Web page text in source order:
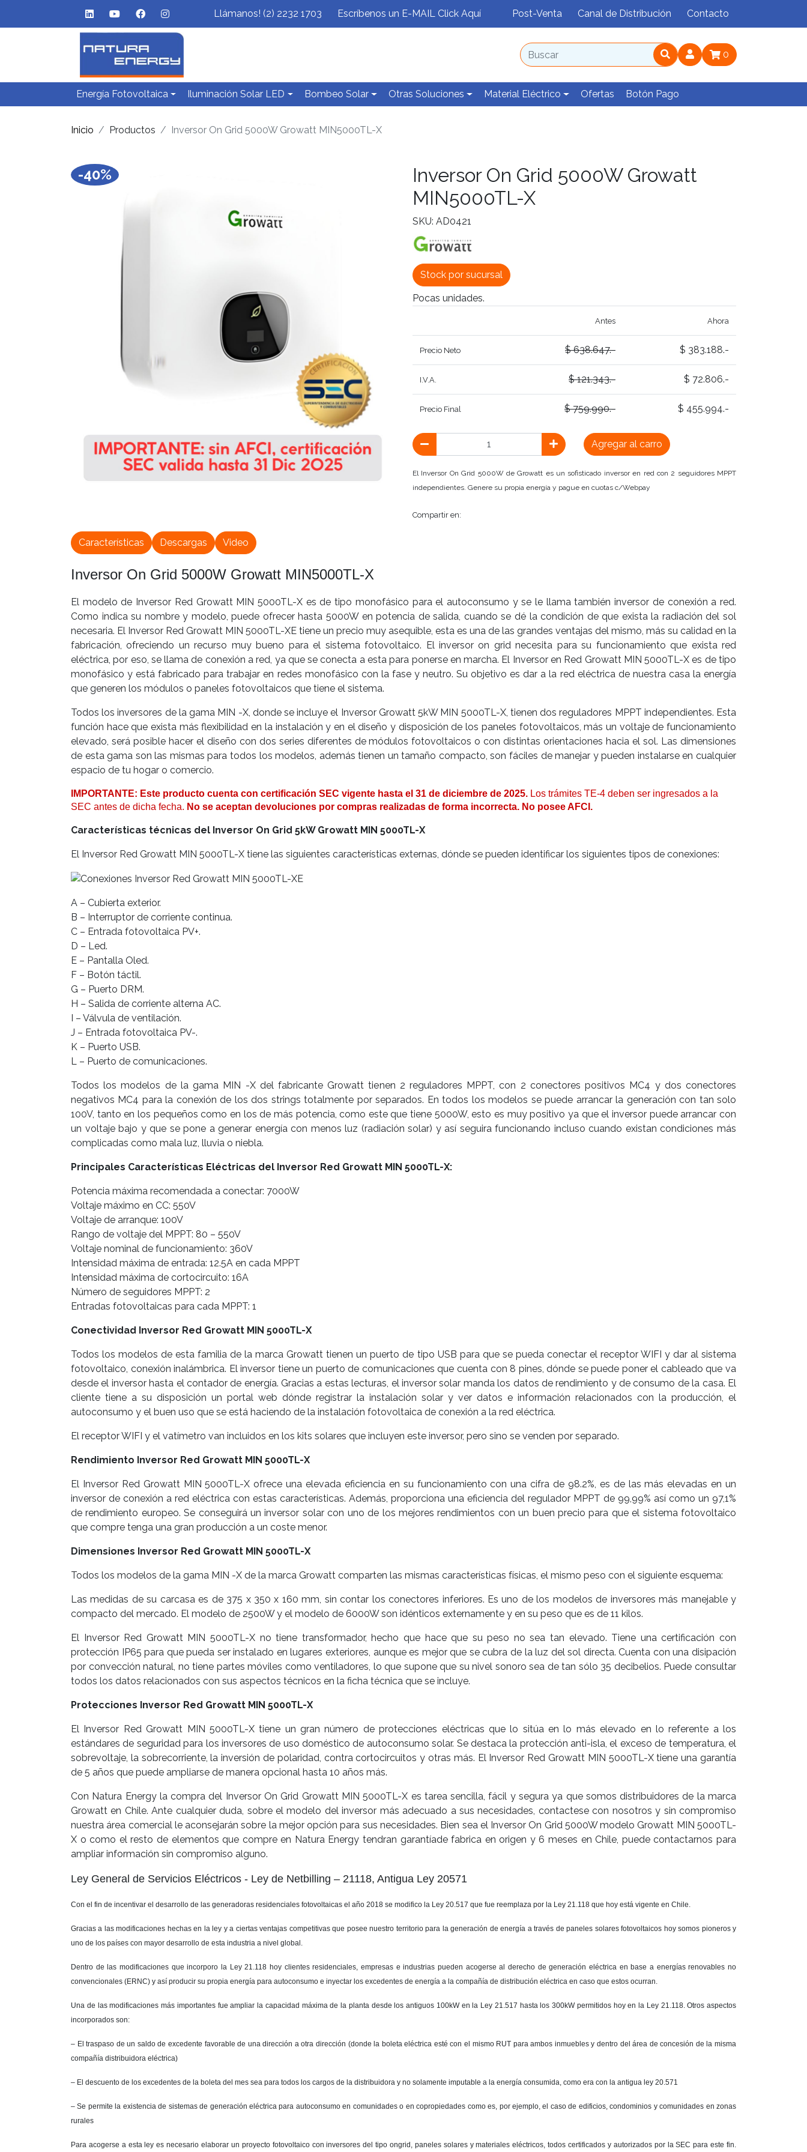
Llámanos! (2) 2232 1703 Escríbenos un E-MAIL Click Aquí Post-Venta Canal de Distribución Contacto
0
Energía Fotovoltaica Iluminación Solar LED Bombeo Solar Otras Soluciones Material Eléctrico Ofertas Botón Pago
Inicio Productos Inversor On Grid 5000W Growatt MIN5000TL-X
-40%
Inversor On Grid 5000W Growatt
MIN5000TL-X
SKU: AD0421
Stock por sucursal
Pocas unidades.
Antes Ahora
Precio Neto $ 638.647.- $ 383.188.-
I.V.A. $ 121.343.- $ 72.806.-
Precio Final $ 759.990.- $ 455.994.-
Agregar al carro
El Inversor On Grid 5000W de Growatt es un sofisticado inversor en red con 2 seguidores MPPT
independientes. Genere su propia energía y pague en cuotas c/Webpay
Compartir en:
Inversor On Grid 5000W Growatt MIN5000TL-X
El modelo de Inversor Red Growatt MIN 5000TL-X es de tipo monofásico para el autoconsumo y se le llama también inversor de conexión a red.
Como indica su nombre y modelo, puede ofrecer hasta 5000W en potencia de salida, cuando se dé la condición de que exista la radiación del sol
necesaria. El Inversor Red Growatt MIN 5000TL-XE tiene un precio muy asequible, esta es una de las grandes ventajas del mismo, más su calidad en la
fabricación, ofreciendo un recurso muy bueno para el sistema fotovoltaico. El inversor on grid necesita para su funcionamiento que exista red
eléctrica, por eso, se llama de conexión a red, ya que se conecta a esta para ponerse en marcha. El Inversor en Red Growatt MIN 5000TL-X es de tipo
monofásico y está fabricado para trabajar en redes monofásico con la fase y neutro. Su objetivo es dar a la red eléctrica de nuestra casa la energía
que generen los módulos o paneles fotovoltaicos que tiene el sistema.
Todos los inversores de la gama MIN -X, donde se incluye el Inversor Growatt 5kW MIN 5000TL-X, tienen dos reguladores MPPT independientes. Esta
función hace que exista más flexibilidad en la instalación y en el diseño y disposición de los paneles fotovoltaicos, más un voltaje de funcionamiento
elevado, será posible hacer el diseño con dos series diferentes de módulos fotovoltaicos o con distintas orientaciones hacia el sol. Las dimensiones
de esta gama son las mismas para todos los modelos, además tienen un tamaño compacto, son fáciles de manejar y pueden instalarse en cualquier
espacio de tu hogar o comercio.
IMPORTANTE: Este producto cuenta con certificación SEC vigente hasta el 31 de diciembre de 2025. Los trámites TE-4 deben ser ingresados a la
SEC antes de dicha fecha. No se aceptan devoluciones por compras realizadas de forma incorrecta. No posee AFCI.
Características técnicas del Inversor On Grid 5kW Growatt MIN 5000TL-X
El Inversor Red Growatt MIN 5000TL-X tiene las siguientes características externas, dónde se pueden identificar los siguientes tipos de conexiones:
A – Cubierta exterior.
B – Interruptor de corriente continua.
C – Entrada fotovoltaica PV+.
D – Led.
E – Pantalla Oled.
F – Botón táctil.
G – Puerto DRM.
H – Salida de corriente alterna AC.
I – Válvula de ventilación.
J – Entrada fotovoltaica PV-.
K – Puerto USB.
L – Puerto de comunicaciones.
Todos los modelos de la gama MIN -X del fabricante Growatt tienen 2 reguladores MPPT, con 2 conectores positivos MC4 y dos conectores
negativos MC4 para la conexión de los dos strings totalmente por separados. En todos los modelos se puede arrancar la generación con tan solo
100V, tanto en los pequeños como en los de más potencia, como este que tiene 5000W, esto es muy positivo ya que el inversor puede arrancar con
un voltaje bajo y que se pone a generar energía con menos luz (radiación solar) y así seguira funcionando incluso cuando existan condiciones más
complicadas como mala luz, lluvia o niebla.
Principales Características Eléctricas del Inversor Red Growatt MIN 5000TL-X:
Potencia máxima recomendada a conectar: 7000W
Voltaje máximo en CC: 550V
Voltaje de arranque: 100V
Rango de voltaje del MPPT: 80 – 550V
Voltaje nominal de funcionamiento: 360V
Intensidad máxima de entrada: 12.5A en cada MPPT
Intensidad máxima de cortocircuito: 16A
Número de seguidores MPPT: 2
Entradas fotovoltaicas para cada MPPT: 1
Conectividad Inversor Red Growatt MIN 5000TL-X
Todos los modelos de esta familia de la marca Growatt tienen un puerto de tipo USB para que se pueda conectar el receptor WIFI y dar al sistema
fotovoltaico, conexión inalámbrica. El inversor tiene un puerto de comunicaciones que cuenta con 8 pines, dónde se puede poner el cableado que va
desde el inversor hasta el contador de energía. Gracias a estas lecturas, el inversor solar manda los datos de rendimiento y de consumo de la casa. El
cliente tiene a su disposición un portal web dónde registrar la instalación solar y ver datos e información relacionados con la producción, el
autoconsumo y el buen uso que se está haciendo de la instalación fotovoltaica de conexión a la red eléctrica.
El receptor WIFI y el vatímetro van incluidos en los kits solares que incluyen este inversor, pero sino se venden por separado.
Rendimiento Inversor Red Growatt MIN 5000TL-X
El Inversor Red Growatt MIN 5000TL-X ofrece una elevada eficiencia en su funcionamiento con una cifra de 98.2%, es de las más elevadas en un
inversor de conexión a red eléctrica con estas características. Además, proporciona una eficiencia del regulador MPPT de 99,99% así como un 97,1%
de rendimiento europeo. Se conseguirá un inversor solar con uno de los mejores rendimientos con un buen precio para que el sistema fotovoltaico
que compre tenga una gran producción a un coste menor.
Dimensiones Inversor Red Growatt MIN 5000TL-X
Todos los modelos de la gama MIN -X de la marca Growatt comparten las mismas características físicas, el mismo peso con el siguiente esquema:
Las medidas de su carcasa es de 375 x 350 x 160 mm, sin contar los conectores inferiores. Es uno de los modelos de inversores más manejable y
compacto del mercado. El modelo de 2500W y el modelo de 6000W son idénticos externamente y en su peso que es de 11 kilos.
El Inversor Red Growatt MIN 5000TL-X no tiene transformador, hecho que hace que su peso no sea tan elevado. Tiene una certificación con
protección IP65 para que pueda ser instalado en lugares exteriores, aunque es mejor que se cubra de la luz del sol directa. Cuenta con una disipación
por convección natural, no tiene partes móviles como ventiladores, lo que supone que su nivel sonoro sea de tan sólo 35 decibelios. Puede consultar
todos los datos relacionados con sus aspectos técnicos en la ficha técnica que se incluye.
Protecciones Inversor Red Growatt MIN 5000TL-X
El Inversor Red Growatt MIN 5000TL-X tiene un gran número de protecciones eléctricas que lo sitúa en lo más elevado en lo referente a los
estándares de seguridad para los inversores de uso doméstico de autoconsumo solar. Se destaca la protección anti-isla, el exceso de temperatura, el
sobrevoltaje, la sobrecorriente, la inversión de polaridad, contra cortocircuitos y otras más. El Inversor Red Growatt MIN 5000TL-X tiene una garantía
de 5 años que puede ampliarse de manera opcional hasta 10 años más.
Con Natura Energy la compra del Inversor On Grid Growatt MIN 5000TL-X es tarea sencilla, fácil y segura ya que somos distribuidores de la marca
Growatt en Chile. Ante cualquier duda, sobre el modelo del inversor más adecuado a sus necesidades, contactese con nosotros y sin compromiso
nuestra área comercial le aconsejarán sobre la mejor opción para sus necesidades. Bien sea el Inversor On Grid 5000W modelo Growatt MIN 5000TL-
X o como el resto de elementos que compre en Natura Energy tendran garantíade fabrica en origen y 6 meses en Chile, puede contactarnos para
ampliar información sin compromiso alguno.
Ley General de Servicios Eléctricos - Ley de Netbilling – 21118, Antigua Ley 20571
Con el fin de incentivar el desarrollo de las generadoras residenciales fotovoltaicas el año 2018 se modifico la Ley 20.517 que fue reemplaza por la Ley 21.118 que hoy está vigente en Chile.
Gracias a las modificaciones hechas en la ley y a ciertas ventajas competitivas que posee nuestro territorio para la generación de energía a través de paneles solares fotovoltaicos hoy somos pioneros y
uno de los países con mayor desarrollo de esta industria a nivel global.
Dentro de las modificaciones que incorporo la Ley 21.118 hoy clientes residenciales, empresas e industrias pueden acogerse al derecho de generación eléctrica en base a energías renovables no
convencionales (ERNC) y así producir su propia energía para autoconsumo e inyectar los excedentes de energía a la compañía de distribución eléctrica en caso que estos ocurran.
Una de las modificaciones más importantes fue ampliar la capacidad máxima de la planta desde los antiguos 100kW en la Ley 21.517 hasta los 300kW permitidos hoy en la Ley 21.118. Otros aspectos
incorporados son:
– El traspaso de un saldo de excedente favorable de una dirección a otra dirección (donde la boleta eléctrica esté con el mismo RUT para ambos inmuebles y dentro del área de concesión de la misma
compañía distribuidora eléctrica)
– El descuento de los excedentes de la boleta del mes sea para todos los cargos de la distribuidora y no solamente imputable a la energía consumida, como era con la antigua ley 20.571
– Se permite la existencia de sistemas de generación eléctrica para autoconsumo en comunidades o en copropiedades como es, por ejemplo, el caso de edificios, condominios y comunidades en zonas
rurales
Para acogerse a esta ley es necesario elaborar un proyecto fotovoltaico con inversores del tipo ongrid, paneles solares y materiales eléctricos, todos certificados y autorizados por la SEC para este fin.
Características Descargas Video